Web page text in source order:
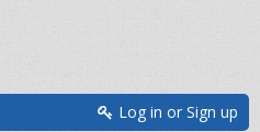
Log in or Sign up